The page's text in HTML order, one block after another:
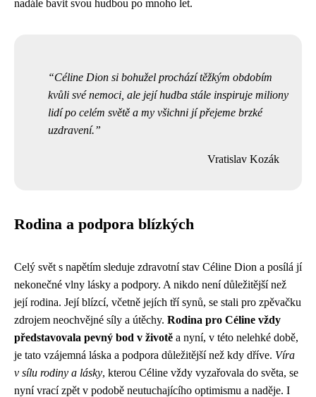
nadále bavit svou hudbou po mnoho let.
Céline Dion si bohužel prochází těžkým obdobím
kvůli své nemoci, ale její hudba stále inspiruje miliony
lidí po celém světě a my všichni jí přejeme brzké
uzdravení.
Vratislav Kozák
Rodina a podpora blízkých
Celý svět s napětím sleduje zdravotní stav Céline Dion a posílá jí
nekonečné vlny lásky a podpory. A nikdo není důležitější než
její rodina. Její blízcí, včetně jejích tří synů, se stali pro zpěvačku
zdrojem neochvějné síly a útěchy. Rodina pro Céline vždy
představovala pevný bod v životě a nyní, v této nelehké době,
je tato vzájemná láska a podpora důležitější než kdy dříve. Víra
v sílu rodiny a lásky, kterou Céline vždy vyzařovala do světa, se
nyní vrací zpět v podobě neutuchajícího optimismu a naděje. I